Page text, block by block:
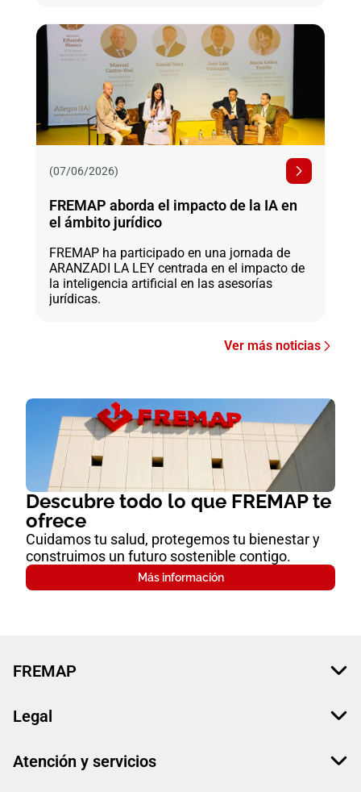
(07/06/2026)
FREMAP aborda el impacto de la IA en
el ámbito jurídico
FREMAP ha participado en una jornada de
ARANZADI LA LEY centrada en el impacto de
la inteligencia artificial en las asesorías
jurídicas.
Ver más noticias
Descubre todo lo que FREMAP te
ofrece
Cuidamos tu salud, protegemos tu bienestar y
construimos un futuro sostenible contigo.
Más información
FREMAP
Legal
Atención y servicios